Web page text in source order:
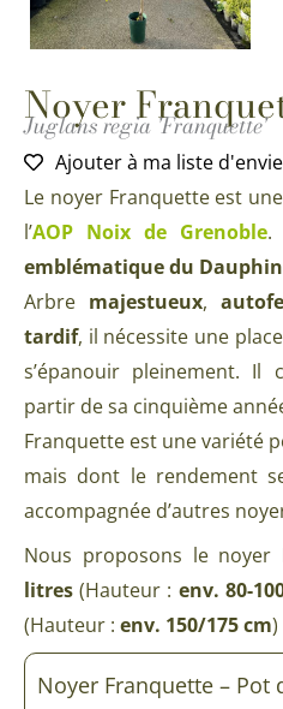
Noyer
Juglans regia 'Franquette'
Ajouter à ma liste d'envie
Le noyer Franquette est
l’AOP Noix de Grenoble.
emblématique du
Arbre majestueux,
tardif, il nécessite une
s’épanouir pleinement. Il
partir de sa cinquième
Franquette est une variété
mais dont le rendement
accompagnée d’autres
Nous proposons le noyer
litres (Hauteur : env. 80-
(Hauteur : env. 150/175 cm)
Noyer Franquette – Pot